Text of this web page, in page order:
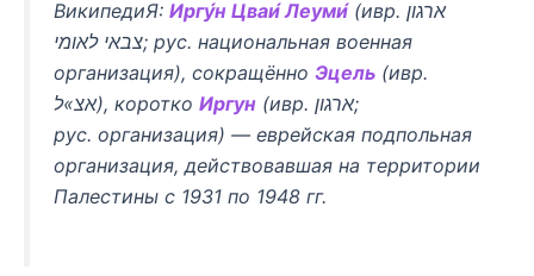
ВикипедиЯ: Иргу́н Цваи́ Леуми́(ивр. ‏ארגון
צבאי לאומי‏‎; рус. национальная военная
организация), сокращённо Эцель (ивр.
‏אצ»ל‏‎), коротко Иргун (ивр. ‏ארגון‏‎;
рус. организация) — еврейская подпольная
организация, действовавшая на территории
Палестины с 1931 по 1948 гг.